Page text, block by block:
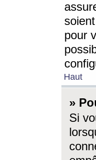
pour
Haut
»
Si